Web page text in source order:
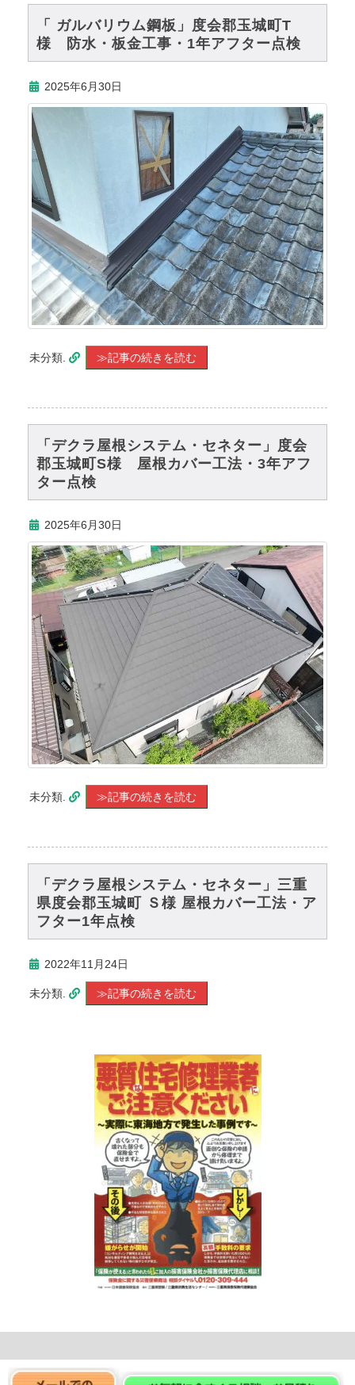
「 ガルバリウム鋼板」度会郡玉城町T
様 防水・板金工事・1年アフター点検
2025年6月30日
未分類. ≫記事の続きを読む
「デクラ屋根システム・セネター」度会
郡玉城町S様 屋根カバー工法・3年アフ
ター点検
2025年6月30日
未分類. ≫記事の続きを読む
「デクラ屋根システム・セネター」三重
県度会郡玉城町 Ｓ様 屋根カバー工法・ア
フター1年点検
2022年11月24日
未分類. ≫記事の続きを読む